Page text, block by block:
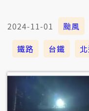
2024-11-01 颱風
鐵路
台鐵